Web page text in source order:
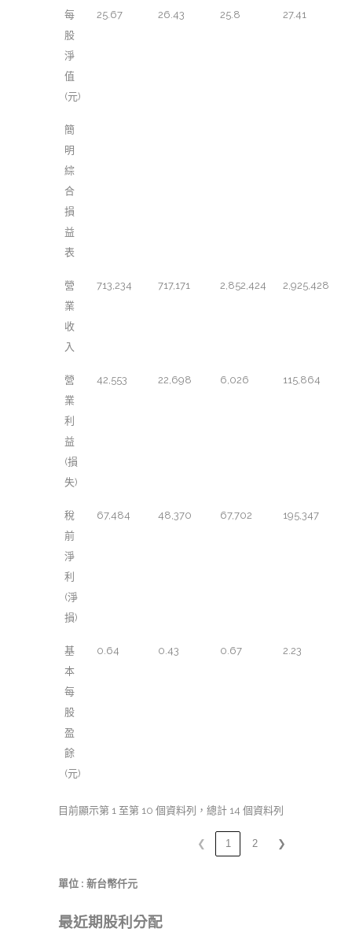
每
股
淨
值
(元)
25.67 26.43 25.8 27.41
簡
明
綜
合
損
益
表
營
業
收
入
713,234 717,171 2,852,424 2,925,428
營
業
利
益
(損
失)
42,553 22,698 6,026 115,864
稅
前
淨
利
(淨
損)
67,484 48,370 67,702 195,347
基
本
每
股
盈
餘
(元)
0.64 0.43 0.67 2.23
目前顯示第 1 至第 10 個資料列，總計 14 個資料列
❮ 1 2 ❯
單位 : 新台幣仟元
最近期股利分配